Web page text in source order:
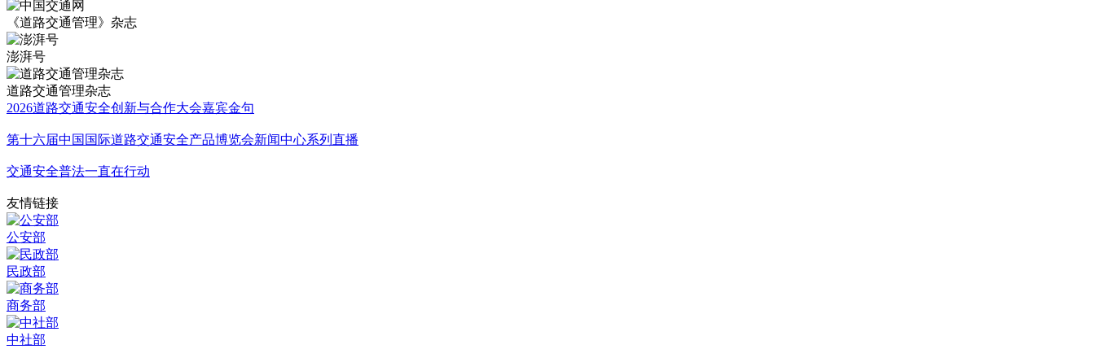
《道路交通管理》杂志
澎湃号
道路交通管理杂志
2026道路交通安全创新与合作大会嘉宾金句
第十六届中国国际道路交通安全产品博览会新闻中心系列直播
交通安全普法一直在行动
友情链接
公安部
民政部
商务部
中社部